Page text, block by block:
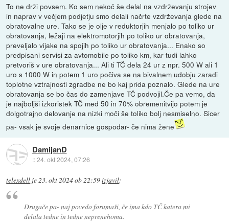
To ne drži povsem. Ko sem nekoč še delal na vzdrževanju strojev
in naprav v večjem podjetju smo delali načrte vzdrževanja glede na
obratovalne ure. Tako se je olje v reduktorjih menjalo po toliko ur
obratovanja, ležaji na elektromotorjih po toliko ur obratovanja,
preveljalo vijake na spojih po toliko ur obratovanja... Enako so
predpisani servisi za avtomobile po toliko km, kar tudi lahko
pretvoriš v ure obratovanja... Ali ti TČ dela 24 ur z npr. 500 W ali 1
uro s 1000 W in potem 1 uro počiva se na bivalnem udobju zaradi
toplotne vztrajnosti zgradbe ne bo kaj prida poznalo. Glede na ure
obratovanja se bo čas do zamenjave TČ podvojil.Če pa vemo, da
je najboljši izkoristek TČ med 50 in 70% obremenitvijo potem je
dolgotrajno delovanje na nizki moči še toliko bolj nesmiselno. Sicer
pa- vsak je svoje denarnice gospodar- če nima žene
DamijanD
::24. okt 2024, 07:26
telexdell je23. okt 2024 ob 22:59izjavil:
Drugače pa- naj povedo forumaši, če ima kdo TČ katera mi
delala tedne in tedne neprenehoma.